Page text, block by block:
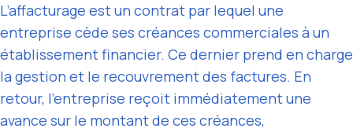
L’affacturage est un contrat par lequel une
entreprise cède ses créances commerciales à un
établissement financier. Ce dernier prend en charge
la gestion et le recouvrement des factures. En
retour, l’entreprise reçoit immédiatement une
avance sur le montant de ces créances,